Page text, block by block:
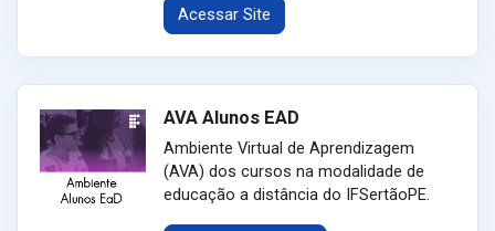
Acessar Site
AVA Alunos EAD
Ambiente Virtual de Aprendizagem
(AVA) dos cursos na modalidade de
educação a distância do IFSertãoPE.